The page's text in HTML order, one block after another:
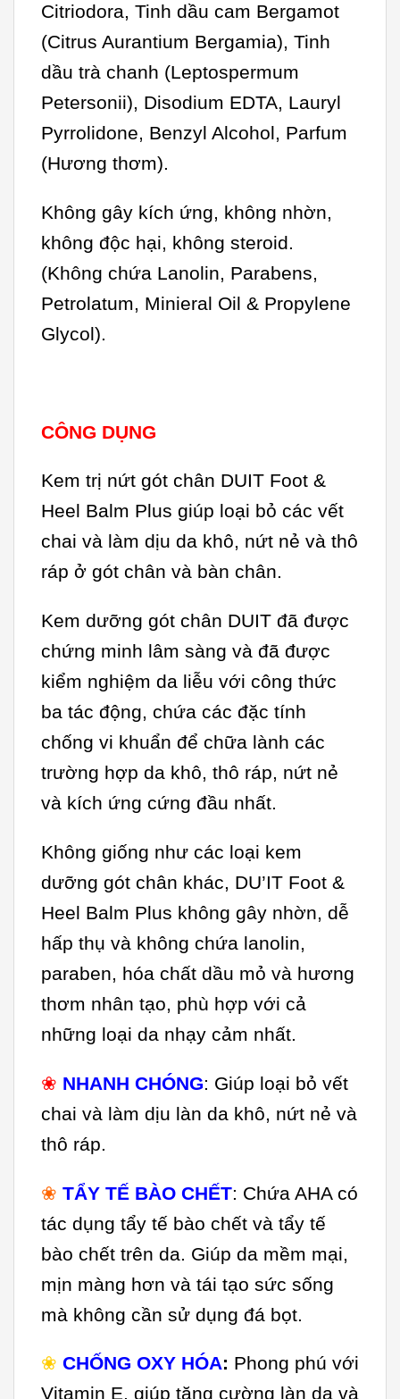
Citriodora, Tinh dầu cam Bergamot
(Citrus Aurantium Bergamia), Tinh
dầu trà chanh (Leptospermum
Petersonii), Disodium EDTA, Lauryl
Pyrrolidone, Benzyl Alcohol, Parfum
(Hương thơm).
Không gây kích ứng, không nhờn,
không độc hại, không steroid.
(Không chứa Lanolin, Parabens,
Petrolatum, Minieral Oil & Propylene
Glycol).
CÔNG DỤNG
Kem trị nứt gót chân DUIT Foot &
Heel Balm Plus giúp loại bỏ các vết
chai và làm dịu da khô, nứt nẻ và thô
ráp ở gót chân và bàn chân.
Kem dưỡng gót chân DUIT đã được
chứng minh lâm sàng và đã được
kiểm nghiệm da liễu với công thức
ba tác động, chứa các đặc tính
chống vi khuẩn để chữa lành các
trường hợp da khô, thô ráp, nứt nẻ
và kích ứng cứng đầu nhất.
Không giống như các loại kem
dưỡng gót chân khác, DU’IT Foot &
Heel Balm Plus không gây nhờn, dễ
hấp thụ và không chứa lanolin,
paraben, hóa chất dầu mỏ và hương
thơm nhân tạo, phù hợp với cả
những loại da nhạy cảm nhất.
❀ NHANH CHÓNG: Giúp loại bỏ vết
chai và làm dịu làn da khô, nứt nẻ và
thô ráp.
❀ TẨY TẾ BÀO CHẾT: Chứa AHA có
tác dụng tẩy tế bào chết và tẩy tế
bào chết trên da. Giúp da mềm mại,
mịn màng hơn và tái tạo sức sống
mà không cần sử dụng đá bọt.
❀ CHỐNG OXY HÓA: Phong phú với
Vitamin E, giúp tăng cường làn da và